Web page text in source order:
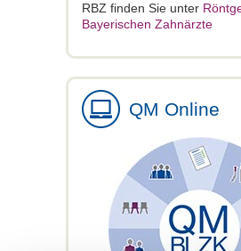
RBZ finden Sie unter
Bayerischen Zahnärzte
QM Online